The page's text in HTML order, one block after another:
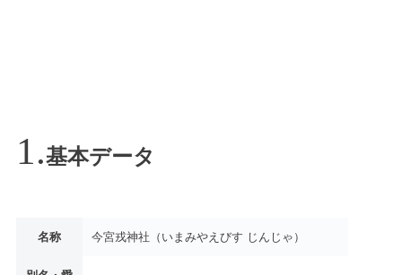
基本データ
名称 今宮戎神社（いまみやえびす じんじゃ）